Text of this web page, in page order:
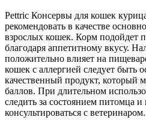
Pettric Консервы для кошек
рекомендовать в качестве
взрослых кошек. Корм подойдет
благодаря аппетитному вкусу.
положительно влияет на
кошек с аллергией следует быть
качественный продукт, который
баллов. При длительном
следить за состоянием питомца
консультироваться с ветеринаром.